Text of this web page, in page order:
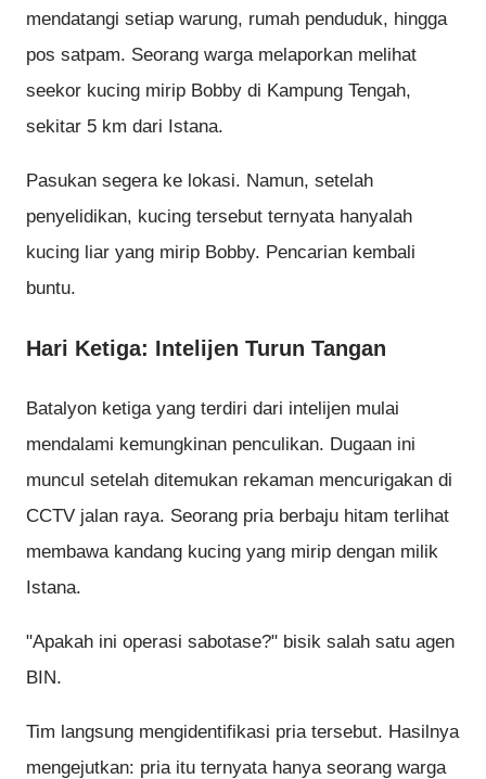
mendatangi setiap warung, rumah penduduk, hingga
pos satpam. Seorang warga melaporkan melihat
seekor kucing mirip Bobby di Kampung Tengah,
sekitar 5 km dari Istana.
Pasukan segera ke lokasi. Namun, setelah
penyelidikan, kucing tersebut ternyata hanyalah
kucing liar yang mirip Bobby. Pencarian kembali
buntu.
Hari Ketiga: Intelijen Turun Tangan
Batalyon ketiga yang terdiri dari intelijen mulai
mendalami kemungkinan penculikan. Dugaan ini
muncul setelah ditemukan rekaman mencurigakan di
CCTV jalan raya. Seorang pria berbaju hitam terlihat
membawa kandang kucing yang mirip dengan milik
Istana.
"Apakah ini operasi sabotase?" bisik salah satu agen
BIN.
Tim langsung mengidentifikasi pria tersebut. Hasilnya
mengejutkan: pria itu ternyata hanya seorang warga